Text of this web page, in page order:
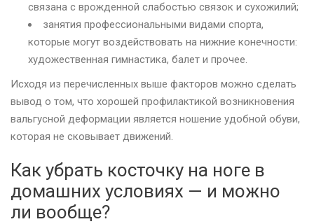
связана с врожденной слабостью связок и сухожилий;
занятия профессиональными видами спорта,
которые могут воздействовать на нижние конечности:
художественная гимнастика, балет и прочее.
Исходя из перечисленных выше факторов можно сделать
вывод о том, что хорошей профилактикой возникновения
вальгусной деформации является ношение удобной обуви,
которая не сковывает движений.
Как убрать косточку на ноге в
домашних условиях — и можно
ли вообще?